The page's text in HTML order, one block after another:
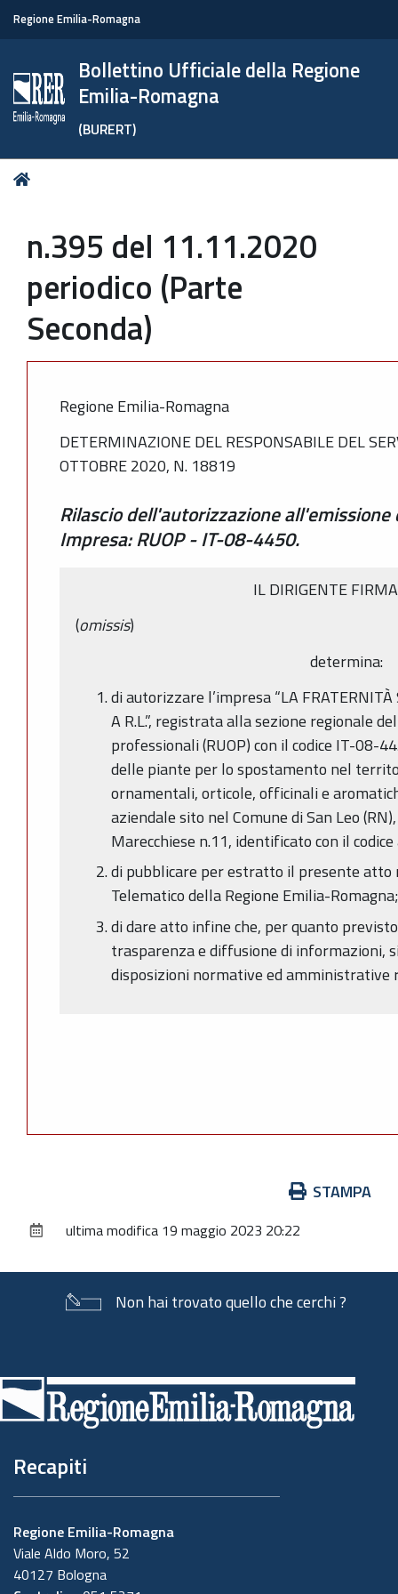
Regione Emilia-Romagna
Bollettino Ufficiale della Regione
Emilia-Romagna
(BURERT)
Tu
n.395 del 11.11.2020
periodico (Parte
Seconda)
Regione Emilia-Romagna
DETERMINAZIONE DEL RESPONSABILE DEL
OTTOBRE 2020, N. 18819
Rilascio dell'autorizzazione
Impresa: RUOP - IT-08-4450.
IL DIRIGENTE
(omissis)
determina:
di autorizzare l’impresa “LA FRATERNITÀ
A R.L.”, registrata alla sezione regionale
professionali (RUOP) con il codice IT-08-
delle piante per lo spostamento nel
ornamentali, orticole, officinali e
aziendale sito nel Comune di San Leo
Marecchiese n.11, identificato con il
di pubblicare per estratto il presente
Telematico della Regione Emilia-Romagna;
di dare atto infine che, per quanto
trasparenza e diffusione di informazioni,
disposizioni normative ed
documento
STAMPA
ultima modifica 19 maggio 2023 20:22
Non hai trovato quello che cerchi ?
di
pagina
Recapiti
Regione Emilia-Romagna
Viale Aldo Moro, 52
40127 Bologna